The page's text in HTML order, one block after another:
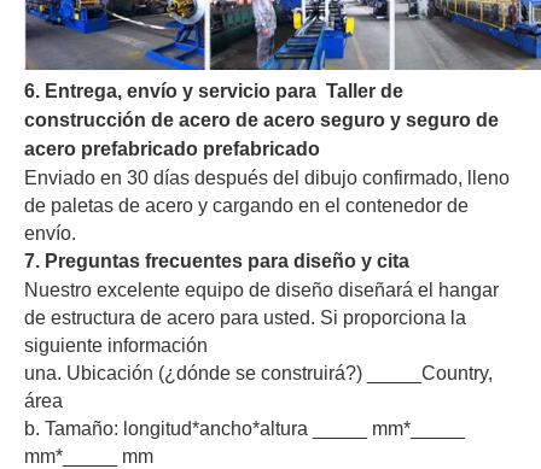
6. Entrega, envío y servicio para Taller de
construcción de acero de acero seguro y seguro de
acero prefabricado prefabricado
Enviado en 30 días después del dibujo confirmado, lleno
de paletas de acero y cargando en el contenedor de
envío.
7. Preguntas frecuentes para diseño y cita
Nuestro excelente equipo de diseño diseñará el hangar
de estructura de acero para usted. Si proporciona la
siguiente información
una. Ubicación (¿dónde se construirá?) _____Country,
área
b. Tamaño: longitud*ancho*altura _____ mm*_____
mm*_____ mm